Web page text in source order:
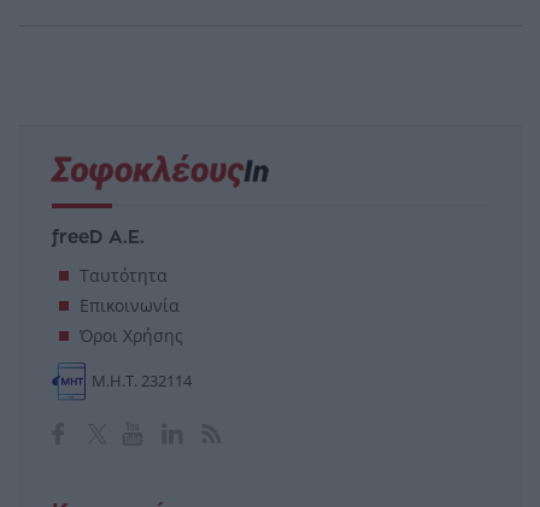
freeD Α.Ε.
Ταυτότητα
Επικοινωνία
Όροι Χρήσης
Μ.Η.Τ. 232114